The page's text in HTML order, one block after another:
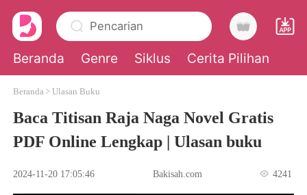
Pencarian
Beranda Genre Siklus Cerita Pilihan
Pengisian Ulang
Riwayat Membaca
Beranda > Ulasan Buku
Baca Titisan Raja Naga Novel Gratis
PDF Online Lengkap | Ulasan buku
2024-11-20 17:05:46 Bakisah.com 4241